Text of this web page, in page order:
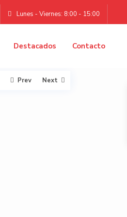
Lunes - Viernes: 8:00 - 15:00
Destacados Contacto
Prev Next